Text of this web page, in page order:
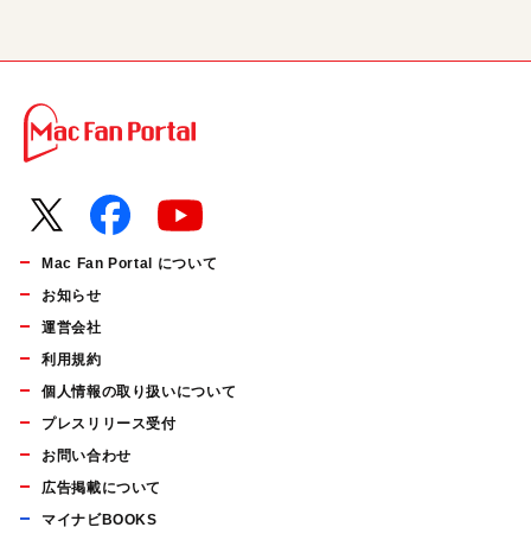
Mac Fan Portal について
お知らせ
運営会社
利用規約
個人情報の取り扱いについて
プレスリリース受付
お問い合わせ
広告掲載について
マイナビBOOKS